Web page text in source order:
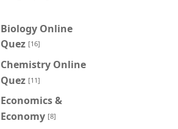
Biology Online
Quez [16]
Chemistry Online
Quez [11]
Economics &
Economy [8]